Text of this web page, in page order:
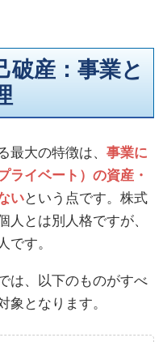
破産：事業と
最大の特徴は、 事業に
ライベート）の資産・
いという点です。株式
人とは別人格ですが、
です。
は、以下のものがすべ
象となります。